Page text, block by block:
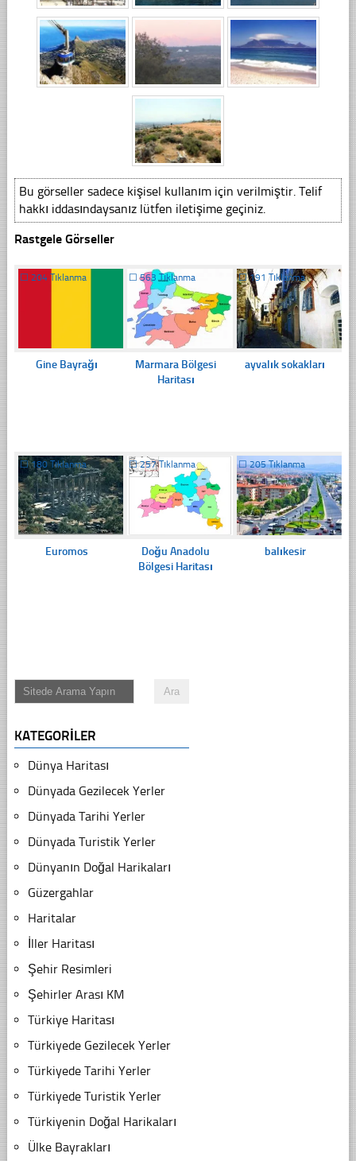
Bu görseller sadece kişisel kullanım için verilmiştir. Telif
hakkı iddasındaysanız lütfen iletişime geçiniz.
Rastgele Görseller
☐ 204 Tıklanma
Gine Bayrağı
☐563 Tıklanma
Marmara Bölgesi
Haritası
☐191 Tıklanma
ayvalık sokakları
☐180 Tıklanma
Euromos
☐257 Tıklanma
Doğu Anadolu
Bölgesi Haritası
☐205 Tıklanma
balıkesir
KATEGORILER
Dünya Haritası
Dünyada Gezilecek Yerler
Dünyada Tarihi Yerler
Dünyada Turistik Yerler
Dünyanın Doğal Harikaları
Güzergahlar
Haritalar
İller Haritası
Şehir Resimleri
Şehirler Arası KM
Türkiye Haritası
Türkiyede Gezilecek Yerler
Türkiyede Tarihi Yerler
Türkiyede Turistik Yerler
Türkiyenin Doğal Harikaları
Ülke Bayrakları